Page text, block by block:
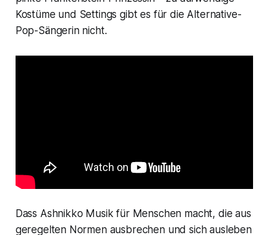
Kostüme und Settings gibt es für die Alternative-
Pop-Sängerin nicht.
Dass Ashnikko Musik für Menschen macht, die aus
geregelten Normen ausbrechen und sich ausleben